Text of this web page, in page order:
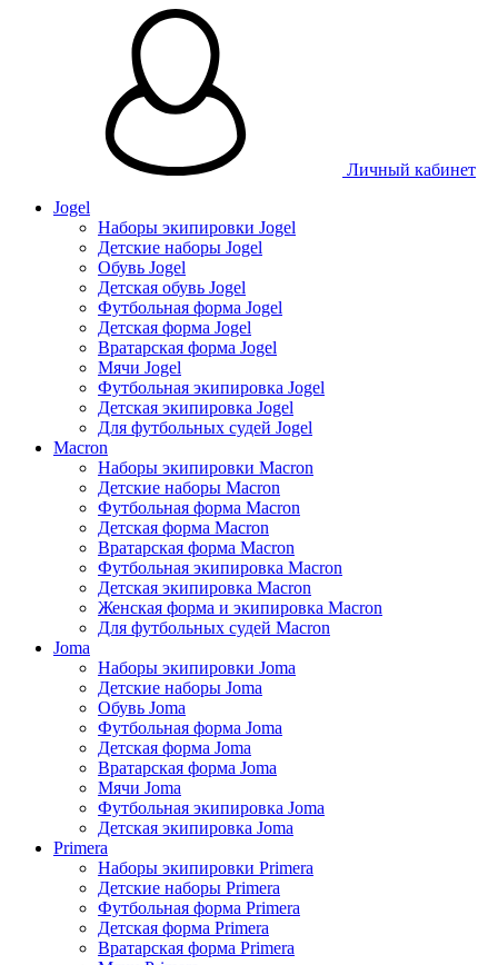
Личный кабинет
Jogel
Наборы экипировки Jogel
Детские наборы Jogel
Обувь Jogel
Детская обувь Jogel
Футбольная форма Jogel
Детская форма Jogel
Вратарская форма Jogel
Мячи Jogel
Футбольная экипировка Jogel
Детская экипировка Jogel
Для футбольных судей Jogel
Macron
Наборы экипировки Macron
Детские наборы Macron
Футбольная форма Macron
Детская форма Macron
Вратарская форма Macron
Футбольная экипировка Macron
Детская экипировка Macron
Женская форма и экипировка Macron
Для футбольных судей Macron
Joma
Наборы экипировки Joma
Детские наборы Joma
Обувь Joma
Футбольная форма Joma
Детская форма Joma
Вратарская форма Joma
Мячи Joma
Футбольная экипировка Joma
Детская экипировка Joma
Primera
Наборы экипировки Primera
Детские наборы Primera
Футбольная форма Primera
Детская форма Primera
Вратарская форма Primera